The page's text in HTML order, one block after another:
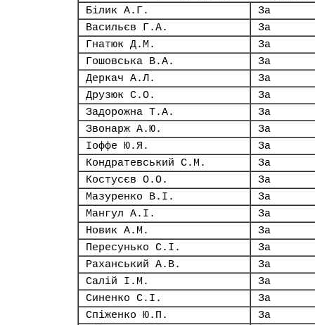
Білик А.Г.
За
Васильєв Г.А.
За
Гнатюк Д.М.
За
Гошовська В.А.
За
Деркач А.Л.
За
Друзюк С.О.
За
Задорожна Т.А.
За
Звонарж А.Ю.
За
Іоффе Ю.Я.
За
Кондратевський С.М.
За
Костусєв О.О.
За
Мазуренко В.І.
За
Мангул А.І.
За
Новик А.М.
За
Пересунько С.І.
За
Раханський А.В.
За
Салій І.М.
За
Синенко С.І.
За
Спіженко Ю.П.
За